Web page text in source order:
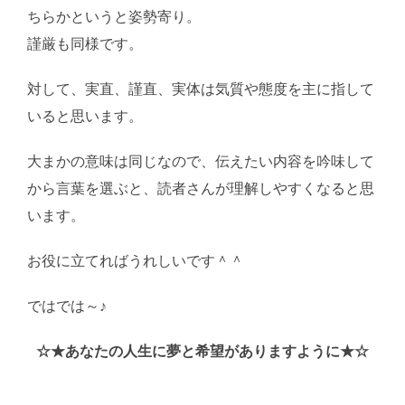
ちらかというと姿勢寄り。
謹厳も同様です。
対して、実直、謹直、実体は気質や態度を主に指して
いると思います。
大まかの意味は同じなので、伝えたい内容を吟味して
から言葉を選ぶと、読者さんが理解しやすくなると思
います。
お役に立てればうれしいです＾＾
ではでは～♪
☆★あなたの人生に夢と希望がありますように★☆